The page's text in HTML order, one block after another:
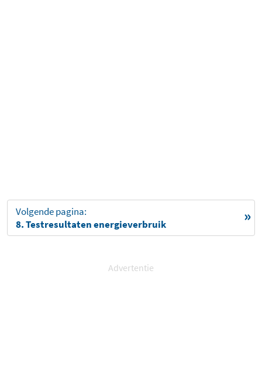
Volgende pagina:
8. Testresultaten energieverbruik
Advertentie